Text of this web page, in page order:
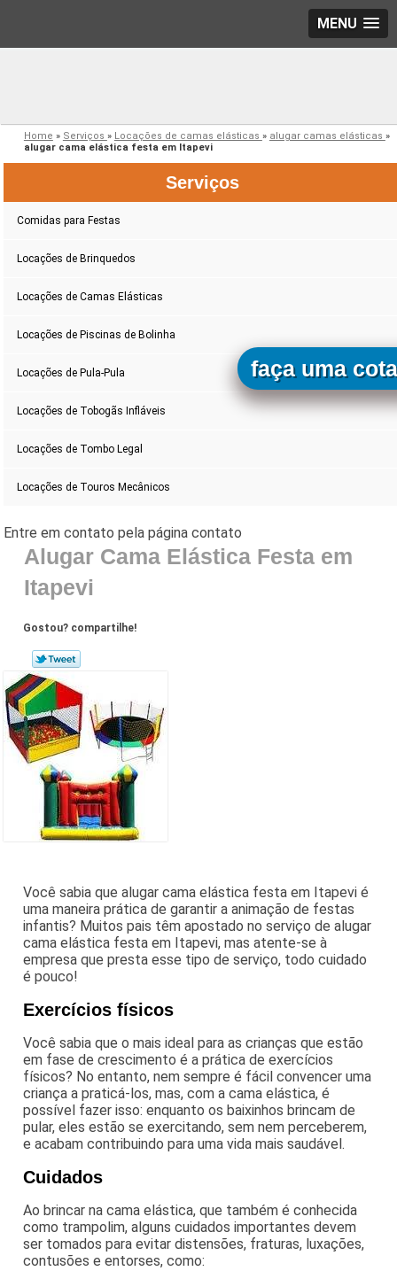
MENU
Home » Serviços » Locações de camas elásticas » alugar camas elásticas »
alugar cama elástica festa em Itapevi
Serviços
Comidas para Festas
Locações de Brinquedos
Locações de Camas Elásticas
Locações de Piscinas de Bolinha
Locações de Pula-Pula
Locações de Tobogãs Infláveis
Locações de Tombo Legal
Locações de Touros Mecânicos
Alugar Cama Elástica Festa em
Itapevi
Gostou? compartilhe!
Você sabia que alugar cama elástica festa em Itapevi é
uma maneira prática de garantir a animação de festas
infantis? Muitos pais têm apostado no serviço de alugar
cama elástica festa em Itapevi, mas atente-se à
empresa que presta esse tipo de serviço, todo cuidado
é pouco!
Exercícios físicos
Você sabia que o mais ideal para as crianças que estão
em fase de crescimento é a prática de exercícios
físicos? No entanto, nem sempre é fácil convencer uma
criança a praticá-los, mas, com a cama elástica, é
possível fazer isso: enquanto os baixinhos brincam de
pular, eles estão se exercitando, sem nem perceberem,
e acabam contribuindo para uma vida mais saudável.
Cuidados
Ao brincar na cama elástica, que também é conhecida
como trampolim, alguns cuidados importantes devem
ser tomados para evitar distensões, fraturas, luxações,
contusões e entorses, como:
faça uma